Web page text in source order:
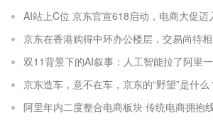
AI站上C位 京东官宣618启动，电商大促迈
京东在香港购得中环办公楼层，交易尚待
双11背景下的AI叙事：人工智能拉了阿里
京东造车，意不在车，京东的“野望”是什么
阿里年内二度整合电商板块 传统电商拥抱